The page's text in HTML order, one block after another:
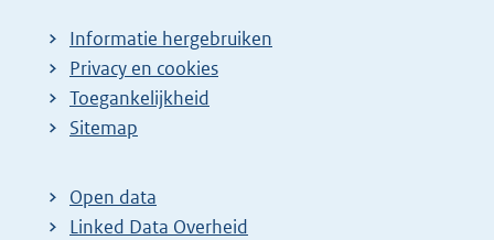
Informatie hergebruiken
Privacy en cookies
Toegankelijkheid
Sitemap
Open data
Linked Data Overheid